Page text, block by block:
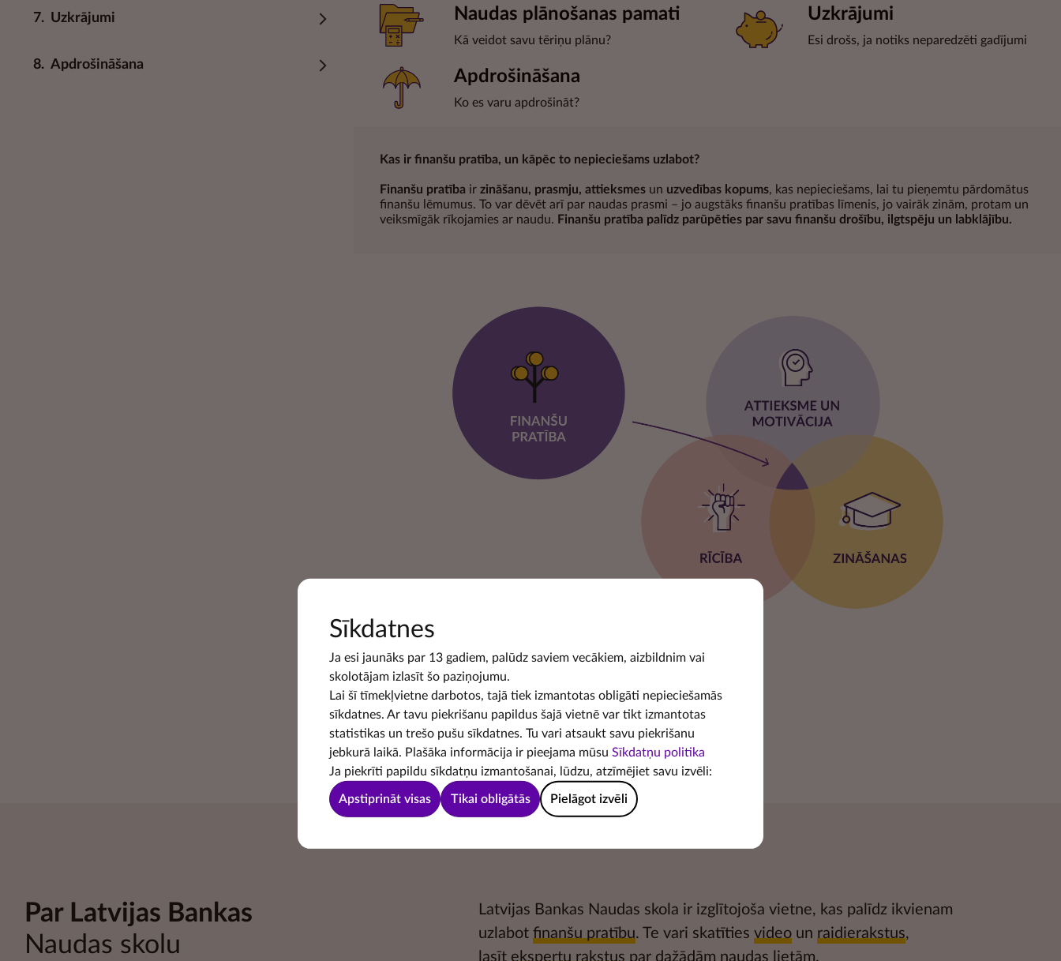
Sīkdatnes
Ja esi jaunāks par 13 gadiem, palūdz saviem vecākiem, aizbildnim vai
skolotājam izlasīt šo paziņojumu.
Lai šī tīmekļvietne darbotos, tajā tiek izmantotas obligāti nepieciešamās
sīkdatnes. Ar tavu piekrišanu papildus šajā vietnē var tikt izmantotas
statistikas un trešo pušu sīkdatnes. Tu vari atsaukt savu piekrišanu
jebkurā laikā. Plašāka informācija ir pieejama mūsu Sīkdatņu politika
Ja piekrīti papildu sīkdatņu izmantošanai, lūdzu, atzīmējiet savu izvēli:
Apstiprināt visas Tikai obligātās Pielāgot izvēli
7. Uzkrājumi
8. Apdrošināšana
Naudas plānošanas pamati
Kā veidot savu tēriņu plānu?
Uzkrājumi
Esi drošs, ja notiks neparedzēti gadījumi
Apdrošināšana
Ko es varu apdrošināt?
Kas ir finanšu pratība, un kāpēc to nepieciešams uzlabot?
Finanšu pratība ir zināšanu, prasmju, attieksmes un uzvedības kopums, kas nepieciešams, lai tu pieņemtu pārdomātus
finanšu lēmumus. To var dēvēt arī par naudas prasmi – jo augstāks finanšu pratības līmenis, jo vairāk zinām, protam un
veiksmīgāk rīkojamies ar naudu. Finanšu pratība palīdz parūpēties par savu finanšu drošību, ilgtspēju un labklājību.
Par Latvijas Bankas
Naudas skolu
Latvijas Bankas Naudas skola ir izglītojoša vietne, kas palīdz ikvienam
uzlabotfinanšu pratību. Te vari skatītiesvideo un raidierakstus,
lasīt ekspertu rakstus par dažādām naudas lietām.